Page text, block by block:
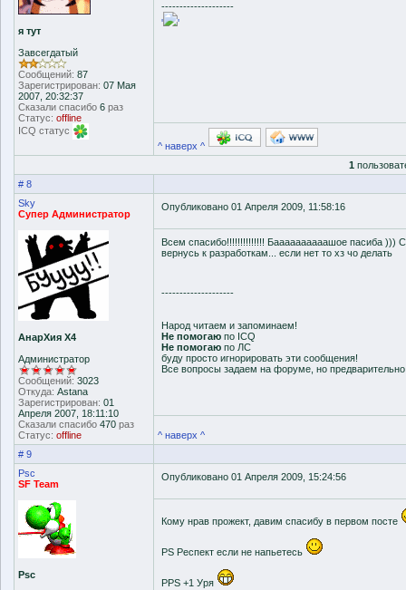
я тут
Завсегдатый
Сообщений: 87
Зарегистрирован: 07 Мая
2007, 20:32:37
Сказали спасибо 6 раз
Статус: offline
ICQ статус
--------------------
'
'
^ наверх ^
1
# 8
Sky
Супер Администратор
АнарХия Х4
Администратор
Сообщений: 3023
Откуда: Astana
Зарегистрирован: 01
Апреля 2007, 18:11:10
Сказали спасибо 470 раз
Статус: offline
Опубликовано 01 Апреля 2009, 11:58:16
Всем спасибо!!!!!!!!!!!!!! Баааааааааашое пасиба )))
вернусь к разработкам... если нет то хз чо делать
--------------------
Народ читаем и запоминаем!
Не помогаю по ICQ
Не помогаю по ЛС
буду просто игнорировать эти сообщения!
Все вопросы задаем на форуме, но
^ наверх ^
# 9
Psc
SF Team
Psc
Опубликовано 01 Апреля 2009, 15:24:56
Кому нрав прожект, давим спасибу в первом посте
PS Респект если не напьетесь
PPS +1 Уря